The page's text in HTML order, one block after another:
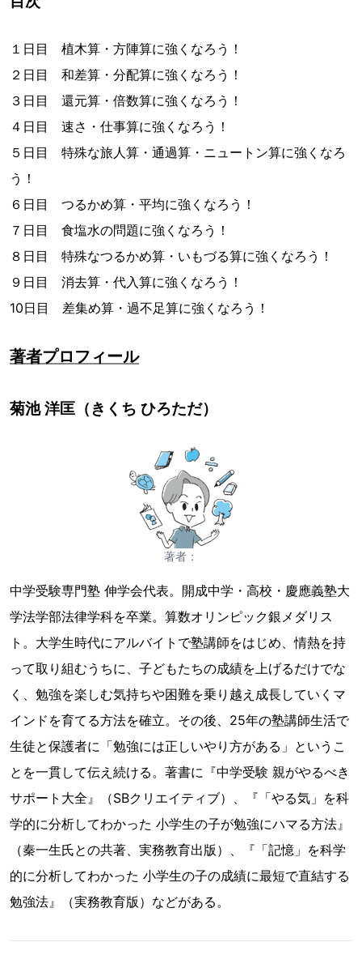
１日目 植木算・方陣算に強くなろう！
２日目 和差算・分配算に強くなろう！
３日目 還元算・倍数算に強くなろう！
４日目 速さ・仕事算に強くなろう！
５日目 特殊な旅人算・通過算・ニュートン算に強くなろ
う！
６日目 つるかめ算・平均に強くなろう！
７日目 食塩水の問題に強くなろう！
８日目 特殊なつるかめ算・いもづる算に強くなろう！
９日目 消去算・代入算に強くなろう！
10日目 差集め算・過不足算に強くなろう！
著者プロフィール
菊池 洋匡（きくち ひろただ）
著者：
中学受験専門塾 伸学会代表。開成中学・高校・慶應義塾大
学法学部法律学科を卒業。算数オリンピック銀メダリス
ト。大学生時代にアルバイトで塾講師をはじめ、情熱を持
って取り組むうちに、子どもたちの成績を上げるだけでな
く、勉強を楽しむ気持ちや困難を乗り越え成長していくマ
インドを育てる方法を確立。その後、25年の塾講師生活で
生徒と保護者に「勉強には正しいやり方がある」というこ
とを一貫して伝え続ける。著書に『中学受験 親がやるべき
サポート大全』（SBクリエイティブ）、『「やる気」を科
学的に分析してわかった 小学生の子が勉強にハマる方法』
（秦一生氏との共著、実務教育出版）、『「記憶」を科学
的に分析してわかった 小学生の子の成績に最短で直結する
勉強法』（実務教育版）などがある。